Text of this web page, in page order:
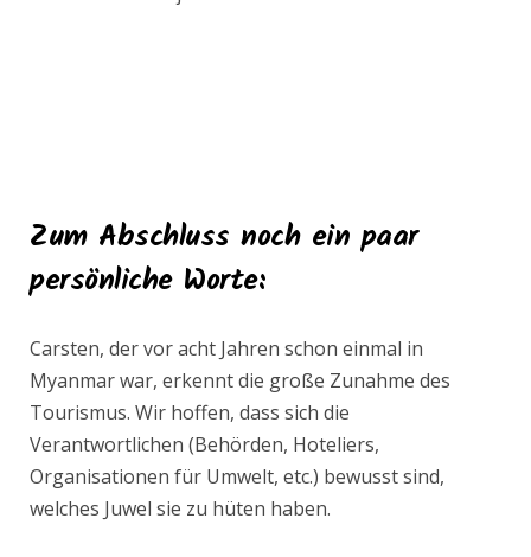
Zum Abschluss noch ein paar
persönliche Worte:
Carsten, der vor acht Jahren schon einmal in
Myanmar war, erkennt die große Zunahme des
Tourismus. Wir hoffen, dass sich die
Verantwortlichen (Behörden, Hoteliers,
Organisationen für Umwelt, etc.) bewusst sind,
welches Juwel sie zu hüten haben.